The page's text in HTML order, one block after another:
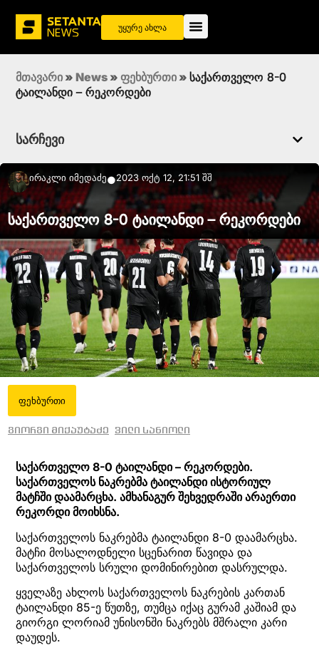
უყურე ახლა
მთავარი » News » ფეხბურთი » საქართველო 8-0
ტაილანდი – რეკორდები
სარჩევი
Ირაკლი Იმედაძე●2023 ოქტ 12, 21:51 შშ
საქართველო 8-0 ტაილანდი – რეკორდები
ფეხბურთი
გიორგი მიქაუტაძე ვილი სანიოლი
საქართველო 8-0 ტაილანდი – რეკორდები.
საქართველოს ნაკრებმა ტაილანდი ისტორიულ
მატჩში დაამარცხა. ამხანაგურ შეხვედრაში არაერთი
რეკორდი მოიხსნა.
საქართველოს ნაკრებმა ტაილანდი 8-0 დაამარცხა.
მატჩი მოსალოდნელი სცენარით წავიდა და
საქართველოს სრული დომინირებით დასრულდა.
ყველაზე ახლოს საქართველოს ნაკრების კართან
ტაილანდი 85-ე წუთზე, თუმცა იქაც გურამ კაშიამ და
გიორგი ლორიამ უნისონში ნაკრებს მშრალი კარი
დაუდეს.